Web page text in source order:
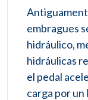
embragues
hidráulico,
hidráulicas
el pedal
carga por un